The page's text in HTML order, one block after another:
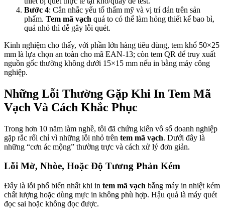
Bước 4: Cân nhắc yếu tố thẩm mỹ và vị trí dán trên sản
phẩm. Tem mã vạch quá to có thể làm hỏng thiết kế bao bì,
quá nhỏ thì dễ gây lỗi quét.
Kinh nghiệm cho thấy, với phần lớn hàng tiêu dùng, tem khổ 50×25
mm là lựa chọn an toàn cho mã EAN-13; còn tem QR để truy xuất
nguồn gốc thường không dưới 15×15 mm nếu in bằng máy công
nghiệp.
Những Lỗi Thường Gặp Khi In Tem Mã
Vạch Và Cách Khắc Phục
Trong hơn 10 năm làm nghề, tôi đã chứng kiến vô số doanh nghiệp
gặp rắc rối chỉ vì những lỗi nhỏ trên tem mã vạch. Dưới đây là
những “cơn ác mộng” thường trực và cách xử lý đơn giản.
Lỗi Mờ, Nhòe, Hoặc Độ Tương Phản Kém
Đây là lỗi phổ biến nhất khi in tem mã vạch bằng máy in nhiệt kém
chất lượng hoặc dùng mực in không phù hợp. Hậu quả là máy quét
đọc sai hoặc không đọc được.